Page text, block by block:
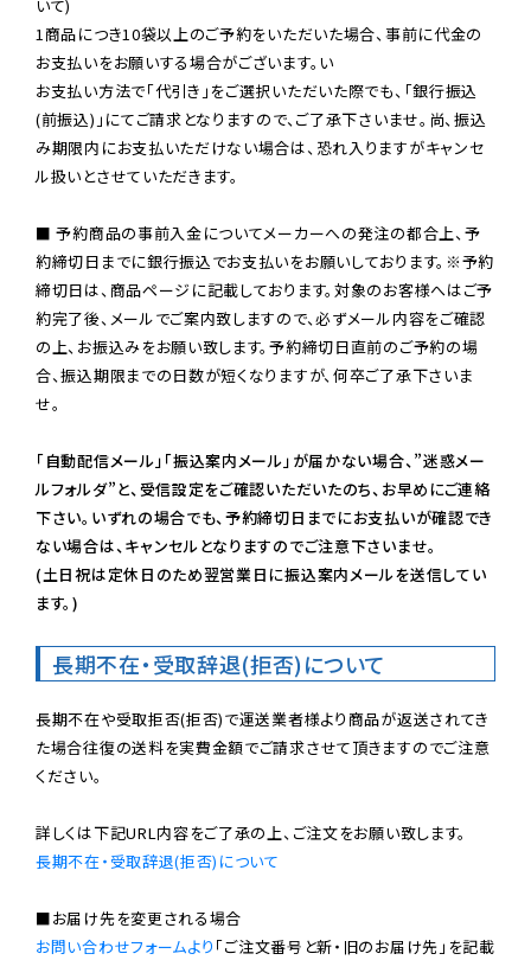
いて)
1商品につき10袋以上のご予約をいただいた場合、事前に代金の
お支払いをお願いする場合がございます。い
お支払い方法で「代引き」をご選択いただいた際でも、「銀行振込
(前振込)」にてご請求となりますので、ご了承下さいませ。尚、振込
み期限内にお支払いただけない場合は、恐れ入りますがキャンセ
ル扱いとさせていただきます。
■ 予約商品の事前入金についてメーカーへの発注の都合上、予
約締切日までに銀行振込でお支払いをお願いしております。※予約
締切日は、商品ページに記載しております。対象のお客様へはご予
約完了後、メールでご案内致しますので、必ずメール内容をご確認
の上、お振込みをお願い致します。予約締切日直前のご予約の場
合、振込期限までの日数が短くなりますが、何卒ご了承下さいま
せ。
「自動配信メール」「振込案内メール」が届かない場合、”迷惑メー
ルフォルダ”と、受信設定をご確認いただいたのち、お早めにご連絡
下さい。いずれの場合でも、予約締切日までにお支払いが確認でき
ない場合は、キャンセルとなりますのでご注意下さいませ。
(土日祝は定休日のため翌営業日に振込案内メールを送信してい
ます。)
長期不在・受取辞退(拒否)について
長期不在や受取拒否(拒否)で運送業者様より商品が返送されてき
た場合往復の送料を実費金額でご請求させて頂きますのでご注意
ください。
長期不在・受取辞退(拒否)について
お問い合わせフォームより 「ご注文番号と新・旧のお届け先」を記載